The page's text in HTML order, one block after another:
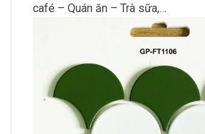
café – Quán ăn – Trà sữa,…